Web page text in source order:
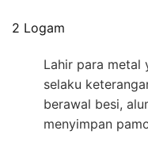
2 Logam
Lahir para metal
selaku
berawal besi,
menyimpan